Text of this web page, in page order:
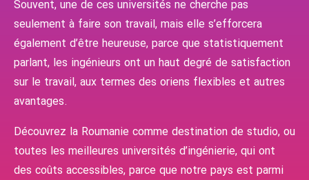
Souvent, une de ces universités ne cherche pas
seulement à faire son travail, mais elle s’efforcera
également d’être heureuse, parce que statistiquement
parlant, les ingénieurs ont un haut degré de satisfaction
sur le travail, aux termes des oriens flexibles et autres
avantages.
Découvrez la Roumanie comme destination de studio, ou
toutes les meilleures universités d’ingénierie, qui ont
des coûts accessibles, parce que notre pays est parmi